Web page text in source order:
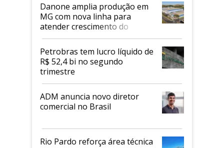
Danone amplia produção em
MG com nova linha para
atender crescimento do
mercado de alimentos
proteicos
Petrobras tem lucro líquido de
R$ 52,4 bi no segundo
trimestre
ADM anuncia novo diretor
comercial no Brasil
Rio Pardo reforça área técnica